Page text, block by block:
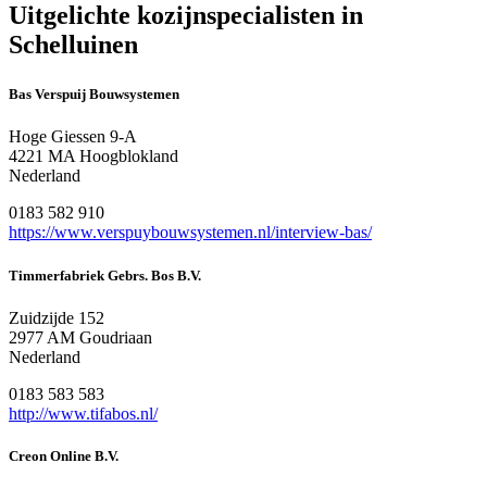
Uitgelichte kozijnspecialisten in
Schelluinen
Bas Verspuij Bouwsystemen
Hoge Giessen 9-A
4221 MA Hoogblokland
Nederland
0183 582 910
https://www.verspuybouwsystemen.nl/interview-bas/
Timmerfabriek Gebrs. Bos B.V.
Zuidzijde 152
2977 AM Goudriaan
Nederland
0183 583 583
http://www.tifabos.nl/
Creon Online B.V.